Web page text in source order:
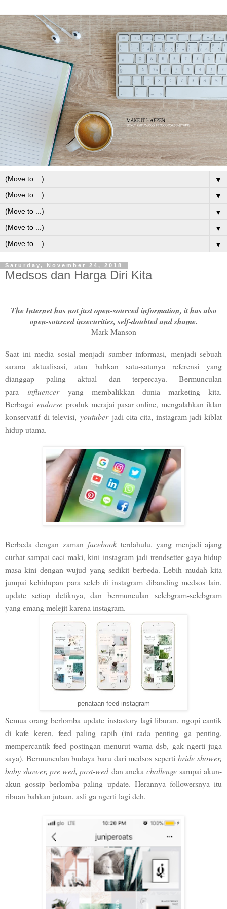
▼
▼
▼
▼
▼
Saturday, November 24, 2018
Medsos dan Harga Diri Kita
The Internet has not just open-sourced information, it has also
open-sourced insecurities, self-doubted and shame.
-Mark Manson-
Saat ini media sosial menjadi sumber informasi, menjadi sebuah
sarana aktualisasi, atau bahkan satu-satunya referensi yang
dianggap paling aktual dan terpercaya. Bermunculan
para influencer yang membalikkan dunia marketing kita.
Berbagaiendorse produk merajai pasar online, mengalahkan iklan
konservatif di televisi, youtuber jadi cita-cita, instagram jadi kiblat
hidup utama.
Berbeda dengan zaman facebookterdahulu, yang menjadi ajang
curhat sampai caci maki, kini instagram jadi trendsetter gaya hidup
masa kini dengan wujud yang sedikit berbeda. Lebih mudah kita
jumpai kehidupan para seleb di instagram dibanding medsos lain,
update setiap detiknya, dan bermunculan selebgram-selebgram
yang emang melejit karena instagram.
penataan feed instagram
Semua orang berlomba update instastory lagi liburan, ngopi cantik
di kafe keren, feed paling rapih (ini rada penting ga penting,
mempercantik feed postingan menurut warna dsb, gak ngerti juga
saya). Bermunculan budaya baru dari medsos sepertibride shower,
baby shower, pre wed, post-wed dan aneka challenge sampai akun-
akun gossip berlomba paling update. Herannya followersnya itu
ribuan bahkan jutaan, asli ga ngerti lagi deh.